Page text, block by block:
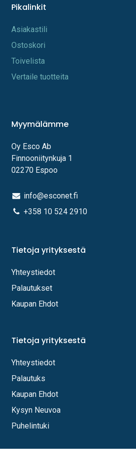
Pikalinkit
A​s​iakastili
Os​toskori
Toi​velista
Vertaile tuotteita
Myymälämme
Oy Esco Ab
Finnooniitynkuja 1
02270 Espoo
info@esconet.fi
+358 10 524 2910
Tietoja yrityksestä
Yhteystiedot
Palautukset
Kaupan Ehdot
Tietoja yrityksestä
Yhteystiedot
Palautuks
Kaupan Ehdot
Kysyn Neuvoa
Puhelintuki